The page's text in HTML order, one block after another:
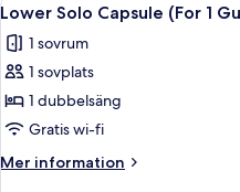
(For
Guest)
alla
foton
för
Lower
Solo
Capsule
(For
11
Lower Solo Capsule (For 1
1 sovrum
1 sovplats
1 dubbelsäng
Gratis wi-fi
Mer information
Mer